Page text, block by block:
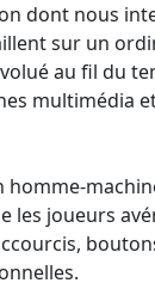
dont nous
sur un
au fil du
multimédia et
joueurs